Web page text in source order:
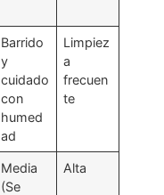
Barrido
y
cuidado
con
humed
ad
Limpiez
a
frecuen
te
Media
(Se
Alta